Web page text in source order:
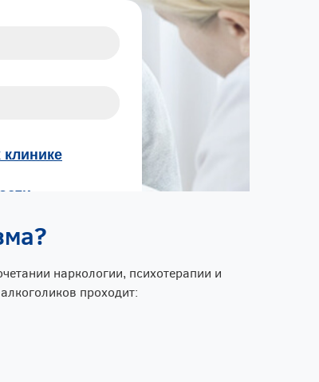
наркологии, психотерапии и
проходит: